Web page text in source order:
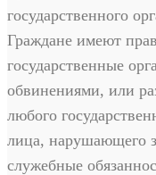
государственного
Граждане имеют
государственные
обвинениями, или
любого
лица, нарушающего
служебные